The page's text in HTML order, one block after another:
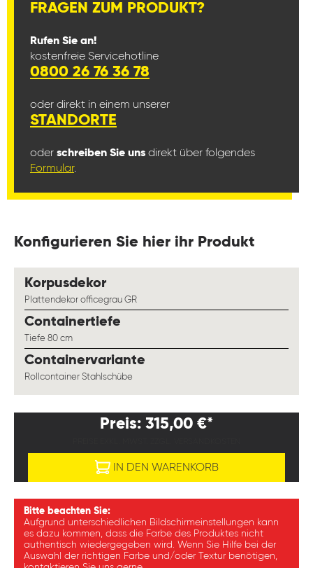
FRAGEN ZUM PRODUKT?
Rufen Sie an!
kostenfreie Servicehotline
0800 26 76 36 78
oder direkt in einem unserer
STANDORTE
oder schreiben Sie uns direkt über folgendes
Formular.
Konfigurieren Sie hier ihr Produkt
Korpusdekorauswählen
Plattendekor officegrau GR
Containertiefe
Tiefe 80 cm
Containervariante
Rollcontainer Stahlschübe
Preis: 315,00 €*
IN DEN WARENKORB
Bitte beachten Sie:
Aufgrund unterschiedlichen Bildschirmeinstellungen kann
es dazu kommen, dass die Farbe des Produktes nicht
authentisch wiedergegeben wird. Wenn Sie Hilfe bei der
Auswahl der richtigen Farbe und/oder Textur benötigen,